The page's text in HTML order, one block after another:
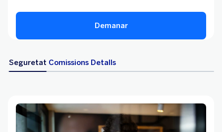
Demanar
Seguretat Comissions Detalls